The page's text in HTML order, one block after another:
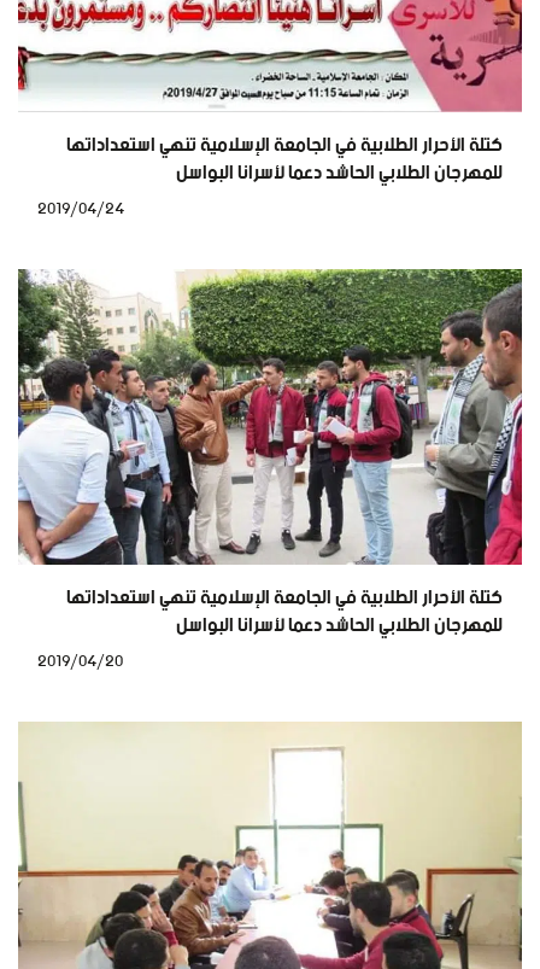
كتلة الأحرار الطلابية في الجامعة الإسلامية تنهي استعداداتها
للمهرجان الطلابي الحاشد دعما لأسرانا البواسل
كتلة الأحرار الطلابية في الجامعة الإسلامية تنهي استعداداتها
للمهرجان الطلابي الحاشد دعما لأسرانا البواسل